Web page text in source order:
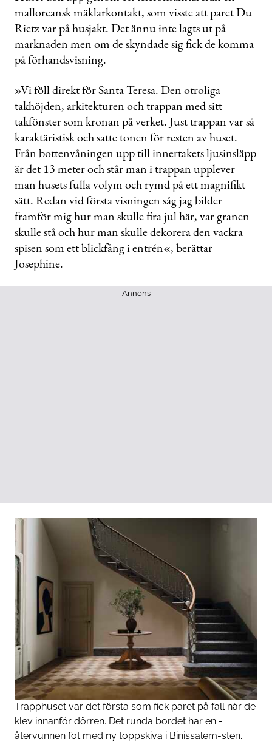
mallorcansk mäklarkontakt, som visste att paret Du
Rietz var på husjakt. Det ännu inte lagts ut på
marknaden men om de skyndade sig fick de komma
på förhandsvisning.
»Vi föll direkt för Santa Teresa. Den otroliga
takhöjden, arkitekturen och trappan med sitt
takfönster som kronan på verket. Just trappan var så
karaktäristisk och satte tonen för resten av huset.
Från bottenvåningen upp till innertakets ljusinsläpp
är det 13 meter och står man i trappan upplever
man husets fulla volym och rymd på ett magnifikt
sätt. Redan vid första visningen såg jag bilder
framför mig hur man skulle fira jul här, var granen
skulle stå och hur man skulle dekorera den vackra
spisen som ett blickfång i entrén«, berättar
Josephine.
Annons
Trapphuset var det första som fick paret på fall när de
klev ­innanför dörren. Det runda ­bordet har en ­
återvunnen fot med ny toppskiva i ­Binissalem-sten.